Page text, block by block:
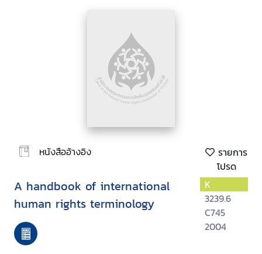
หนังสืออ้างอิง
รายการ
โปรด
A handbook of international
human rights terminology
K
3239.6
C745
2004